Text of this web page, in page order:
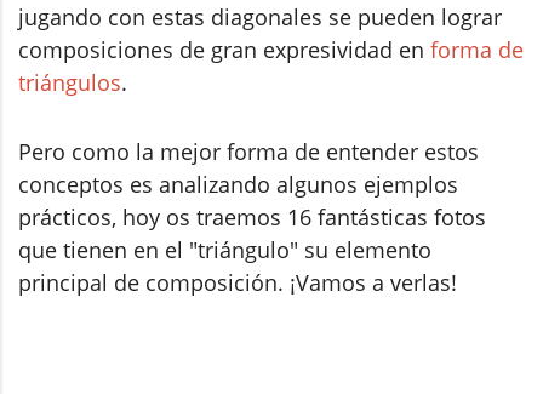
jugando con estas diagonales se pueden lograr
composiciones de gran expresividad en forma de
triángulos.
Pero como la mejor forma de entender estos
conceptos es analizando algunos ejemplos
prácticos, hoy os traemos 16 fantásticas fotos
que tienen en el "triángulo" su elemento
principal de composición. ¡Vamos a verlas!